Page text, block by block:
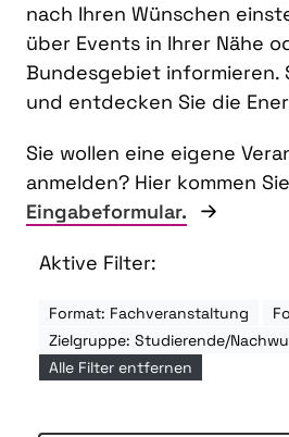
nach Ihren Wünschen
über Events in Ihrer Nähe
Bundesgebiet informieren.
und entdecken Sie die
Sie wollen eine eigene
anmelden? Hier kommen
Eingabeformular.
Aktive Filter:
Format: Fachveranstaltung
Zielgruppe: Studierende/
Alle Filter entfernen